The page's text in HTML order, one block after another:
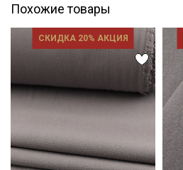
Похожие товары
СКИДКА 20% АКЦИЯ